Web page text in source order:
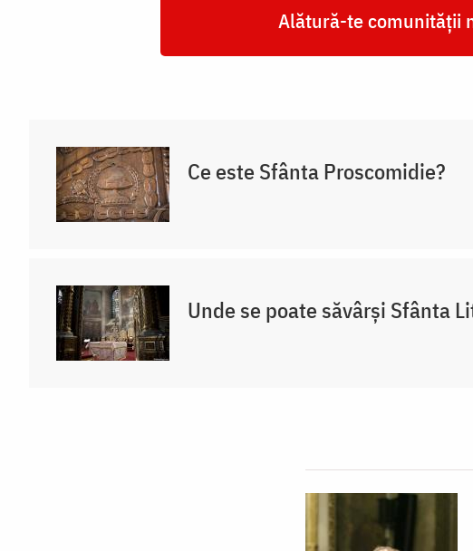
Alătură-te comunității
Ce este Sfânta Proscomidie?
Unde se poate săvârși Sfânta